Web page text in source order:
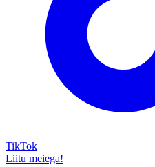
TikTok
Liitu meiega!